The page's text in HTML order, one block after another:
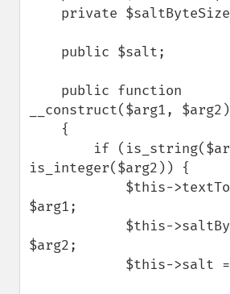
__construct($arg1, $arg2)
is_integer($arg2)) {
$arg1;
$arg2;